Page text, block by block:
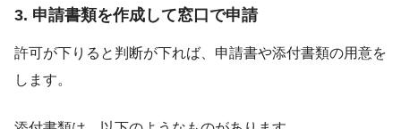
3. 申請書類を作成して窓口で申請
許可が下りると判断が下れば、申請書や添付書類の用意を
します。